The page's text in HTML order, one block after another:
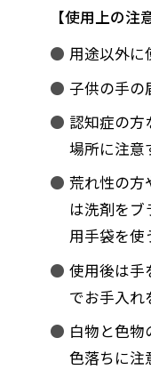
使用上の注
用途以外に
子供の手の
認知症の方
場所に注意
荒れ性の方
は洗剤を
用手袋を使
使用後は手
でお手入れ
白物と色物
色落ちに注